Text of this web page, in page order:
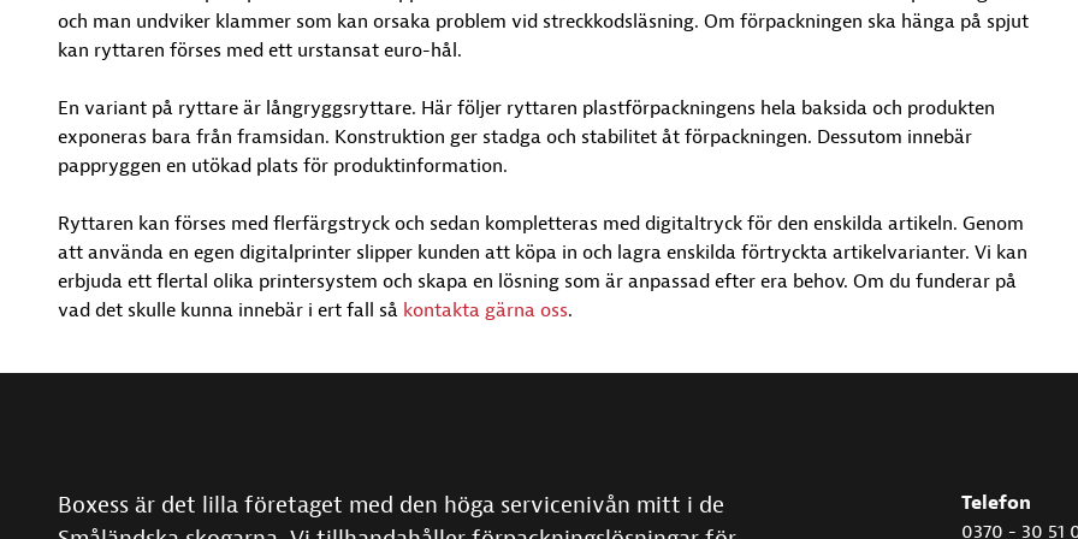
och man undviker klammer som kan orsaka problem vid streckkodsläsning. Om förpackningen ska hänga på spjut
kan ryttaren förses med ett urstansat euro-hål.
En variant på ryttare är långryggsryttare. Här följer ryttaren plastförpackningens hela baksida och produkten
exponeras bara från framsidan. Konstruktion ger stadga och stabilitet åt förpackningen. Dessutom innebär
pappryggen en utökad plats för produktinformation.
Ryttaren kan förses med flerfärgstryck och sedan kompletteras med digitaltryck för den enskilda artikeln. Genom
att använda en egen digitalprinter slipper kunden att köpa in och lagra enskilda förtryckta artikelvarianter. Vi kan
erbjuda ett flertal olika printersystem och skapa en lösning som är anpassad efter era behov. Om du funderar på
vad det skulle kunna innebär i ert fall så kontakta gärna oss.
Boxess är det lilla företaget med den höga servicenivån mitt i de
Telefon
0370 - 30 51